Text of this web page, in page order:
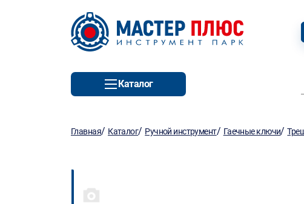
Каталог
Главная/ Каталог/ Ручной инструмент/ Гаечные ключи/